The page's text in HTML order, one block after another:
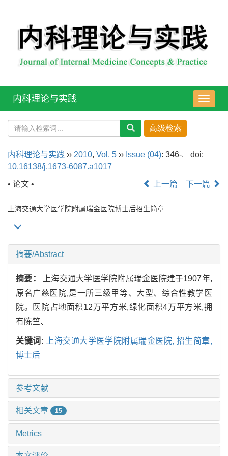
导
航
内科理论与实践
内科理论与实践 ›› 2010, Vol. 5 ›› Issue (04): 346-.
doi:
10.16138/j.1673-6087.a1017
• 论文 •
上一篇 下一篇
上海交通大学医学院附属瑞金医院博士后招生简章
摘要/Abstract
摘要：
上海交通大学医学院附属瑞金医院建于1907年,
原名广慈医院,是一所三级甲等、大型、综合性教学医
院。医院占地面积12万平方米,绿化面积4万平方米,拥
有陈竺、
关键词: 上海交通大学医学院附属瑞金医院, 招生简章,
博士后
参考文献
相关文章 15
Metrics